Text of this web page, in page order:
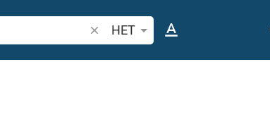
Zoek Bijbelvers of woord
HET